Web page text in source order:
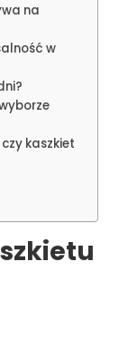
na
w
kaszkiet